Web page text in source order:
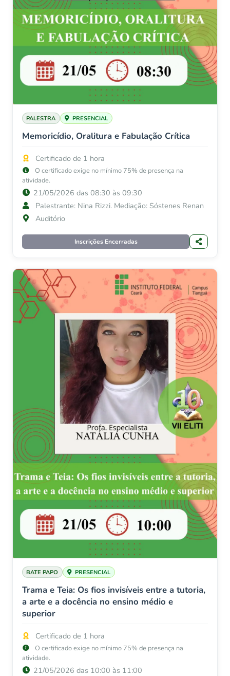
PALESTRA PRESENCIAL
Memoricídio, Oralitura e Fabulação Crítica
Certificado de 1 hora
O certificado exige no mínimo 75% de presença na
atividade.
21/05/2026 das 08:30 às 09:30
Palestrante: Nina Rizzi. Mediação: Sóstenes Renan
Auditório
Inscrições Encerradas
BATE PAPO PRESENCIAL
Trama e Teia: Os fios invisíveis entre a tutoria,
a arte e a docência no ensino médio e
superior
Certificado de 1 hora
O certificado exige no mínimo 75% de presença na
atividade.
21/05/2026 das 10:00 às 11:00